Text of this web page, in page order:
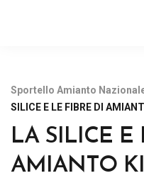
Sportello Amianto
SILICE E LE FIBRE DI
LA SILICE E
AMIANTO